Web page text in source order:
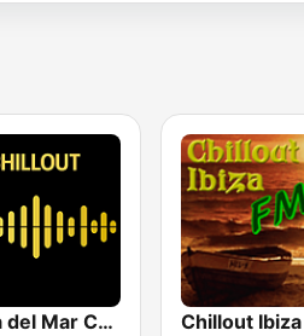
Costa del Mar Chillout Chillout Ibiza